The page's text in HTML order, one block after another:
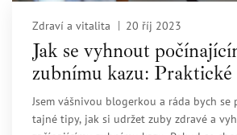
Zdraví a vitalita 20 říj 2023
Jak se vyhnout
zubnímu kazu:
Jsem vášnivou blogerkou a ráda bych
tajné tipy, jak si udržet zuby zdravé a